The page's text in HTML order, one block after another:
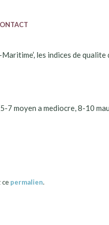
les indices de qualite
7 moyen a mediocre, 8-10
ce permalien.